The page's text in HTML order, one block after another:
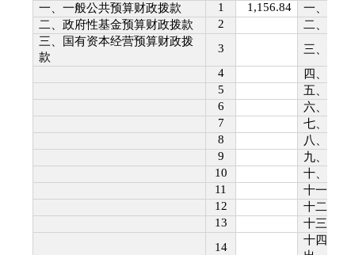
一、一般公共预算财政拨款
1 1,156.84
一、一般
二、政府性基金预算财政拨款
2
二、外交
三、国有资本经营预算财政拨
款
3
三、国防
4
四、公
5
五、教育
6
六、科学
7
七、文化
8
八、社
9
九、卫生
10
十、节能
11
十一、城
12
十二、农
13
十三、交
14
十四、资